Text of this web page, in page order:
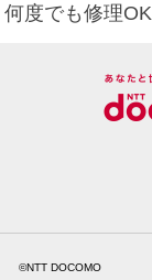
何度でも修理OK
©NTT DOCOMO